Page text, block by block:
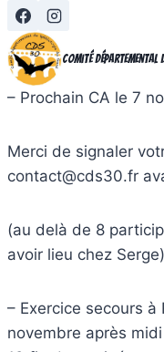
Aller
au
contenu Comité Départemental
– Prochain CA le 7
Merci de signaler
contact@cds30.fr
(au delà de 8
avoir lieu chez Serge)
– Exercice secours à
novembre après